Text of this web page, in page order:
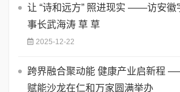
让 “诗和远方” 照进现实 ——访安徽
事长武海涛 草 草
2025-12-22
跨界融合聚动能 健康产业启新程
赋能沙龙在仁和万家圆满举办